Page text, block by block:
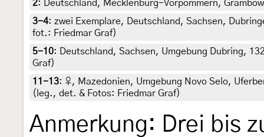
2:
Deutschland, Mecklenburg-Vorpommern,
3-4: zwei Exemplare, Deutschland, Sachsen,
fot.: Friedmar Graf)
5-10:
Deutschland, Sachsen, Umgebung Dubring,
Graf)
11-13: ♀, Mazedonien, Umgebung Novo Selo,
(leg., det. & Fotos: Friedmar Graf)
Anmerkung: Drei bis